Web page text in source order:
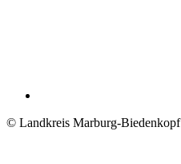
© Landkreis Marburg-Biedenkopf